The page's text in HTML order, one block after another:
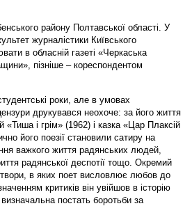
району Полтавської області. У
журналістики Київського
в обласній газеті «Черкаська
пізніше – кореспондентом
роки, але в умовах
друкувався неохоче: за його життя
«Тиша і грім» (1962) і казка «Цар Плаксій
його поезії становили сатиру на
важкого життя радянських людей,
радянської деспотії тощо. Окремий
в яких поет висловлює любов до
критиків він увійшов в історію
визначальна постать боротьби за